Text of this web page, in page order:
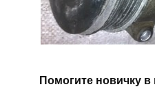
Помогите новичку